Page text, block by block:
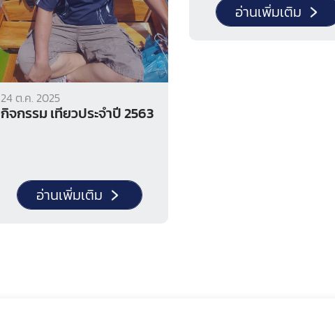
24 ต.ค. 2025
กิจกรรม เที่ยวประจำปี 2563
อ่านเพิ่มเติม
ตรวจสอบกระบวนการผลิต
มาตรฐานเครื่องจักร และหา
อ่านเพิ่มเติม